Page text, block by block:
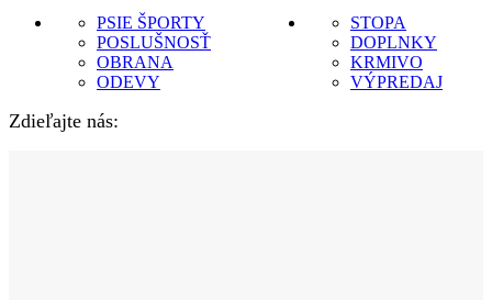
PSIE ŠPORTY
POSLUŠNOSŤ
OBRANA
ODEVY
STOPA
DOPLNKY
KRMIVO
VÝPREDAJ
Zdieľajte nás: